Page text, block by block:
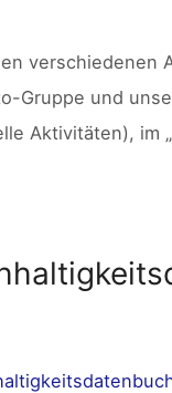
verschiedenen
Gruppe und
Aktivitäten), im